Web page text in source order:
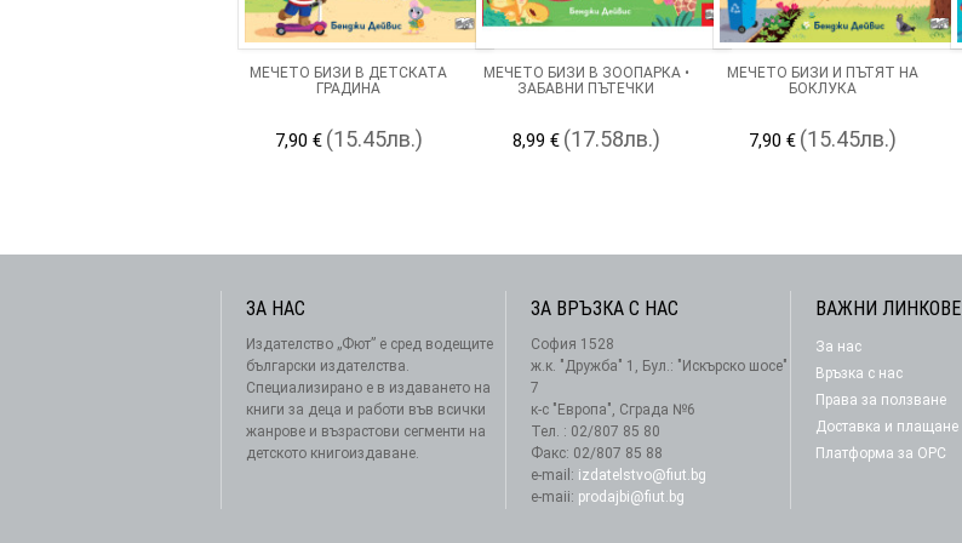
МЕЧЕТО БИЗИ В ДЕТСКАТА
ГРАДИНА
7,90 € (15.45лв.)
МЕЧЕТО БИЗИ В ЗООПАРКА •
ЗАБАВНИ ПЪТЕЧКИ
8,99 € (17.58лв.)
МЕЧЕТО БИЗИ И ПЪТЯТ НА
БОКЛУКА
7,90 € (15.45лв.)
АБОНАМЕНТ
ЗА НАС
Издателство „Фют” е сред водещите
български издателства.
Специализирано е в издаването на
книги за деца и работи във всички
жанрове и възрастови сегменти на
детското книгоиздаване.
ЗА ВРЪЗКА С НАС
София 1528
ж.к. "Дружба" 1, Бул.: "Искърско шосе"
7
к-с "Европа", Сграда №6
Тел. : 02/807 85 80
Факс: 02/807 85 88
e-mail: izdatelstvo@fiut.bg
e-maii: prodajbi@fiut.bg
ВАЖНИ ЛИНКОВЕ
За нас
Връзка с нас
Права за ползване
Доставка и плащане
Платформа за ОРС